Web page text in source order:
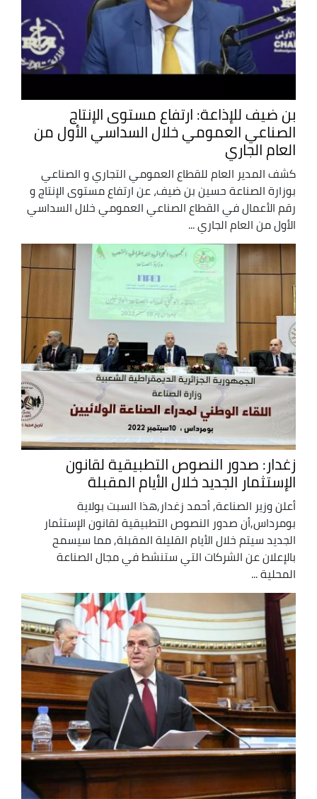
بن ضيف للإذاعة: ارتفاع مستوى الإنتاج
الصناعي العمومي خلال السداسي الأول من
العام الجاري
كشف المدير العام للقطاع العمومي التجاري و الصناعي
بوزارة الصناعة حسين بن ضيف، عن ارتفاع مستوى الإنتاج و
رقم الأعمال في القطاع الصناعي العمومي خلال السداسي
الأول من العام الجاري ...
زغدار: صدور النصوص التطبيقية لقانون
الإستثمار الجديد خلال الأيام المقبلة
أعلن وزير الصناعة, أحمد زغدار,هذا السبت بولاية
بومرداس,أن صدور النصوص التطبيقية لقانون الإستثمار
الجديد سيتم خلال الأيام القليلة المقبلة, مما سيسمح
بالإعلان عن الشركات التي ستنشط في مجال الصناعة
المحلية ...